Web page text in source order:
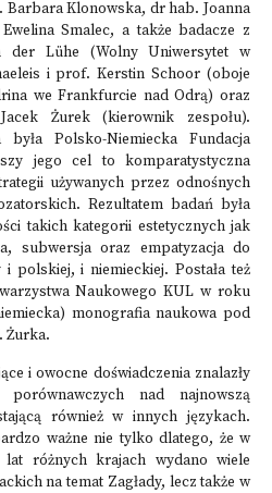
Klonowska, dr hab. Joanna
Smalec, a także badacze z
Lühe (Wolny Uniwersytet w
i prof. Kerstin Schoor (oboje
we Frankfurcie nad Odrą) oraz
Żurek (kierownik zespołu).
była Polsko-Niemiecka Fundacja
jego cel to komparatystyczna
używanych przez odnośnych
Rezultatem badań była
takich kategorii estetycznych jak
subwersja oraz empatyzacja do
polskiej, i niemieckiej. Postała też
Naukowego KUL w roku
monografia naukowa pod
Żurka.
i owocne doświadczenia znalazły
nad najnowszą
również w innych językach.
ważne nie tylko dlatego, że w
lat różnych krajach wydano wiele
na temat Zagłady, lecz także w